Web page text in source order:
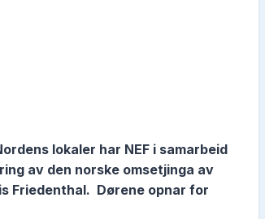
lokaler har NEF i samarbeid
av den norske omsetjinga av
Friedenthal. Dørene opnar for